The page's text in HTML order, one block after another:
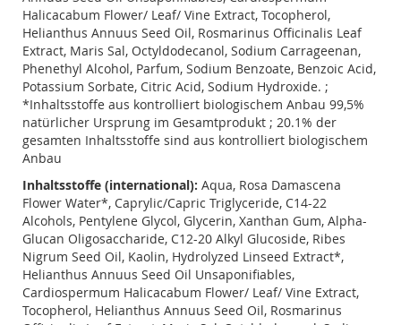
Halicacabum Flower/ Leaf/ Vine Extract, Tocopherol,
Helianthus Annuus Seed Oil, Rosmarinus Officinalis Leaf
Extract, Maris Sal, Octyldodecanol, Sodium Carrageenan,
Phenethyl Alcohol, Parfum, Sodium Benzoate, Benzoic Acid,
Potassium Sorbate, Citric Acid, Sodium Hydroxide. ;
*Inhaltsstoffe aus kontrolliert biologischem Anbau 99,5%
natürlicher Ursprung im Gesamtprodukt ; 20.1% der
gesamten Inhaltsstoffe sind aus kontrolliert biologischem
Anbau
Inhaltsstoffe (international): Aqua, Rosa Damascena
Flower Water*, Caprylic/Capric Triglyceride, C14-22
Alcohols, Pentylene Glycol, Glycerin, Xanthan Gum, Alpha-
Glucan Oligosaccharide, C12-20 Alkyl Glucoside, Ribes
Nigrum Seed Oil, Kaolin, Hydrolyzed Linseed Extract*,
Helianthus Annuus Seed Oil Unsaponifiables,
Cardiospermum Halicacabum Flower/ Leaf/ Vine Extract,
Tocopherol, Helianthus Annuus Seed Oil, Rosmarinus